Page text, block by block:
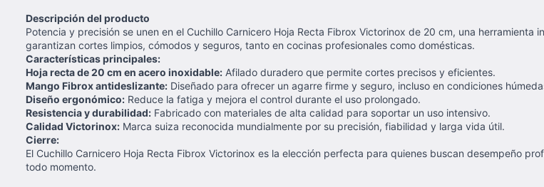
Descripción del producto
Potencia y precisión se unen en el Cuchillo Carnicero Hoja Recta Fibrox Victorinox de 20 cm, una
garantizan cortes limpios, cómodos y seguros, tanto en cocinas profesionales como domésticas.
Características principales:
Hoja recta de 20 cm en acero inoxidable: Afilado duradero que permite cortes precisos y eficientes.
Mango Fibrox antideslizante: Diseñado para ofrecer un agarre firme y seguro, incluso en condiciones
Diseño ergonómico: Reduce la fatiga y mejora el control durante el uso prolongado.
Resistencia y durabilidad: Fabricado con materiales de alta calidad para soportar un uso intensivo.
Calidad Victorinox: Marca suiza reconocida mundialmente por su precisión, fiabilidad y larga vida útil.
Cierre:
El Cuchillo Carnicero Hoja Recta Fibrox Victorinox es la elección perfecta para quienes buscan desempeño
todo momento.